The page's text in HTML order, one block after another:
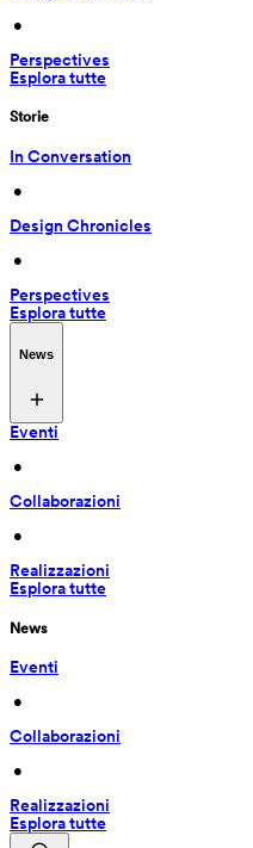
•
Perspectives
Esplora tutte
Storie
In Conversation
•
Design Chronicles
•
Perspectives
Esplora tutte
News
Eventi
•
Collaborazioni
•
Realizzazioni
Esplora tutte
News
Eventi
•
Collaborazioni
•
Realizzazioni
Esplora tutte